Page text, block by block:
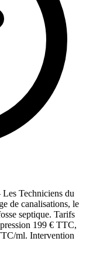
Techniciens du
de canalisations, le
septique. Tarifs
199 € TTC,
ml. Intervention